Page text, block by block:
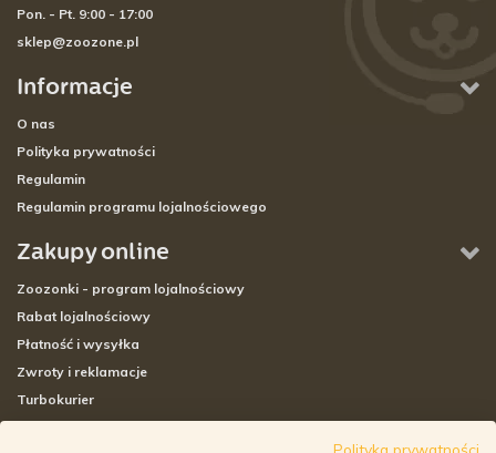
Informacje
O nas
Polityka prywatności
Regulamin
Regulamin programu lojalnościowego
Zakupy online
Zoozonki - program lojalnościowy
Rabat lojalnościowy
Płatność i wysyłka
Zwroty i reklamacje
Turbokurier
Pon. - Pt. 9:00 - 17:00
sklep@zoozone.pl
Polityka prywatności